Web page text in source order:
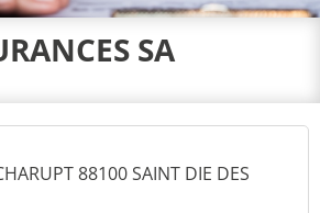
SA
88100 SAINT DIE DES